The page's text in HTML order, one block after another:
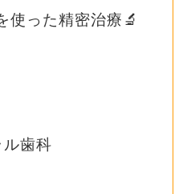
使った精密治療🔬
歯科